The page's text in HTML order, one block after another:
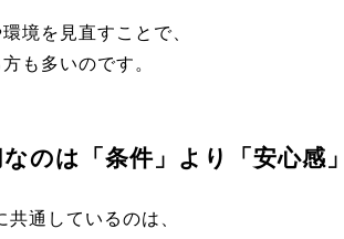
境を見直すことで、
も多いのです。
のは「条件」より「安心感」
通しているのは、